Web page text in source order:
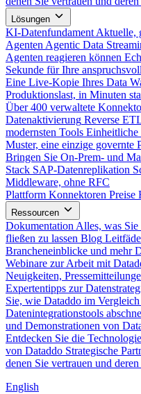
Lösungen
KI-Datenfundament Aktuelle,
Agenten Agentic Data
Agenten reagieren können
Sekunde für Ihre
Eine Live-Kopie Ihres Data
Produktionslast, in Minuten
Über 400 verwaltete
Datenaktivierung Reverse
modernsten Tools Einheitliche
Muster, eine einzige governte
Bringen Sie On-Prem- und
Stack SAP-Datenreplikation
Middleware, ohne RFC
Plattform Konnektoren Preise
Ressourcen
Dokumentation Alles, was Sie
fließen zu lassen Blog
Brancheneinblicke und mehr
Webinare zur Arbeit mit
Neuigkeiten,
Expertentipps zur
Sie, wie Dataddo im
Datenintegrationstools
und Demonstrationen von
Entdecken Sie die
von Dataddo Strategische
denen Sie vertrauen und
English